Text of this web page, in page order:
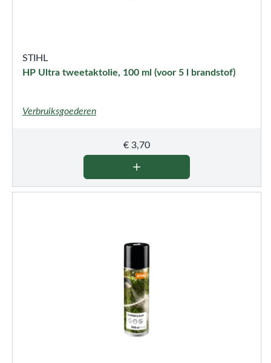
STIHL
HP Ultra tweetaktolie, 100 ml (voor 5 l brandstof)
Verbruiksgoederen
€ 3,70